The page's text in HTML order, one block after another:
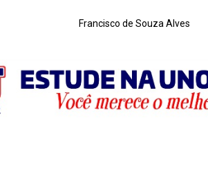
Francisco de Souza Alves